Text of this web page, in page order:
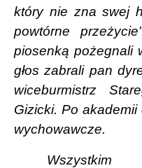
który nie zna swej
powtórne
piosenką pożegnali
głos zabrali pan
wiceburmistrz
Gizicki. Po akademii
wychowawcze.